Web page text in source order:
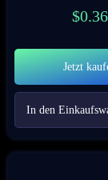
$0.36
Jetzt
In den